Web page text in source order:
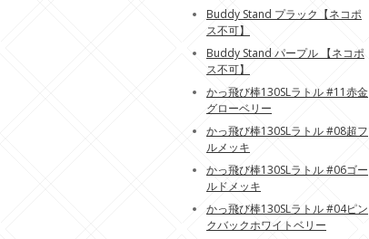
Buddy Stand プラック【ネコポ
ス不可】
Buddy Stand パープル 【ネコポ
ス不可】
かっ飛び棒130SLラトル #11赤金
グローベリー
かっ飛び棒130SLラトル #08超フ
ルメッキ
かっ飛び棒130SLラトル #06ゴー
ルドメッキ
かっ飛び棒130SLラトル #04ピン
クバックホワイトベリー